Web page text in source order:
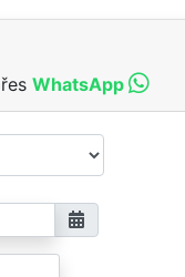
WhatsApp